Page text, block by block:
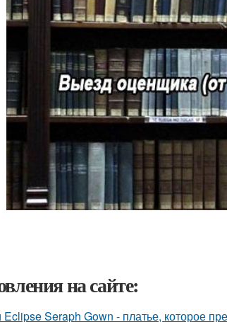
на сайте:
Seraph Gown - платье, которое